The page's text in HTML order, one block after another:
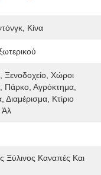
Κίνα
Ξενοδοχείο, Χώροι
Πάρκο, Αγρόκτημα,
Διαμέρισμα, Κτίριο
Άλ
Ξύλινος Καναπές Και